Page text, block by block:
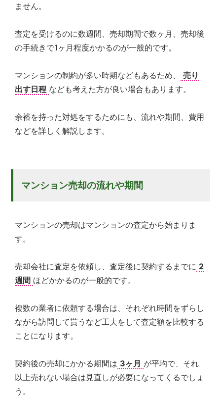
ません。
査定を受けるのに数週間、売却期間で数ヶ月、売却後
の手続きで1ヶ月程度かかるのが一般的です。
マンションの制約が多い時期などもあるため、
売り
出す日程 なども考えた方が良い場合もあります。
余裕を持った対処をするためにも、流れや期間、費用
などを詳しく解説します。
マンション売却の流れや期間
マンションの売却はマンションの査定から始まりま
す。
売却会社に査定を依頼し、査定後に契約するまでに 2
週間 ほどかかるのが一般的です。
複数の業者に依頼する場合は、それぞれ時間をずらし
ながら訪問して貰うなど工夫をして査定額を比較する
ことになります。
契約後の売却にかかる期間は 3ヶ月 が平均で、それ
以上売れない場合は見直しが必要になってくるでしょ
う。